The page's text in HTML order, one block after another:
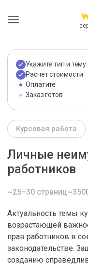
Укажите тип и
Расчет стоимости
Оплатите
Заказ готов
Курсовая работа
Личные
работников
~25–30 страниц
Актуальность темы
возрастающей
прав работников в
законодательстве.
созданию